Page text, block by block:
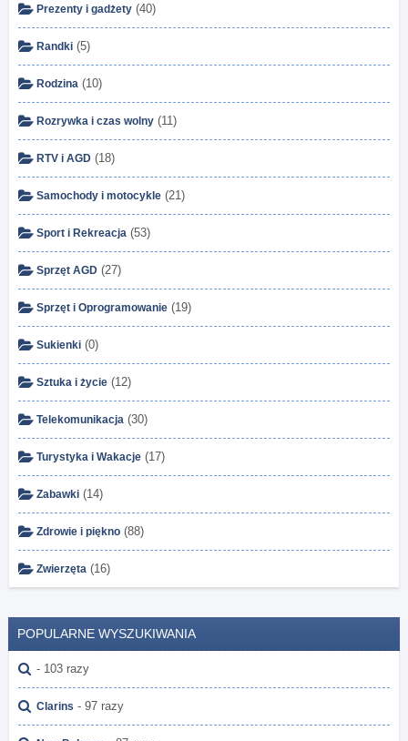
Prezenty i gadżety (40)
Randki (5)
Rodzina (10)
Rozrywka i czas wolny (11)
RTV i AGD (18)
Samochody i motocykle (21)
Sport i Rekreacja (53)
Sprzęt AGD (27)
Sprzęt i Oprogramowanie (19)
Sukienki (0)
Sztuka i życie (12)
Telekomunikacja (30)
Turystyka i Wakacje (17)
Zabawki (14)
Zdrowie i piękno (88)
Zwierzęta (16)
POPULARNE WYSZUKIWANIA
- 103 razy
Clarins - 97 razy